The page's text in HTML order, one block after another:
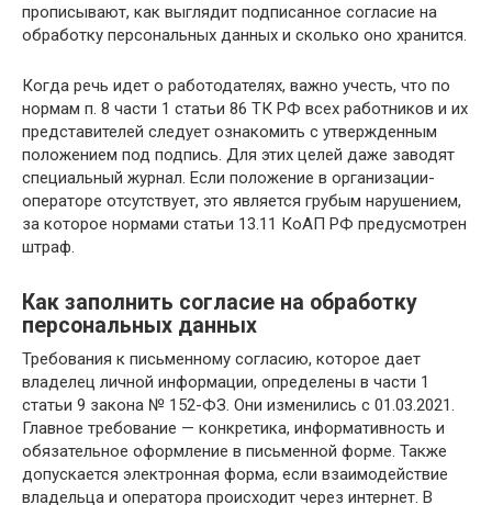
прописывают, как выглядит подписанное согласие на
обработку персональных данных и сколько оно хранится.
Когда речь идет о работодателях, важно учесть, что по
нормам п. 8 части 1 статьи 86 ТК РФ всех работников и их
представителей следует ознакомить с утвержденным
положением под подпись. Для этих целей даже заводят
специальный журнал. Если положение в организации-
операторе отсутствует, это является грубым нарушением,
за которое нормами статьи 13.11 КоАП РФ предусмотрен
штраф.
Как заполнить согласие на обработку
персональных данных
Требования к письменному согласию, которое дает
владелец личной информации, определены в части 1
статьи 9 закона № 152-ФЗ. Они изменились с 01.03.2021.
Главное требование — конкретика, информативность и
обязательное оформление в письменной форме. Также
допускается электронная форма, если взаимодействие
владельца и оператора происходит через интернет. В